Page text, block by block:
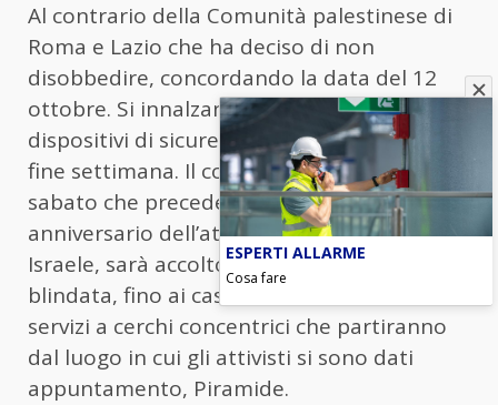
Al contrario della Comunità palestinese di
Roma e Lazio che ha deciso di non
disobbedire, concordando la data del 12
ottobre. Si innalzano quindi tutti i
dispositivi di sicurezza nella Capitale per il
fine settimana. Il corteo della discordia nel
sabato che precede la data del 7 ottobre,
anniversario dell’attacco di Hamas in
Israele, sarà accolto da una capitale
blindata, fino ai caselli autostradali. Con
servizi a cerchi concentrici che partiranno
dal luogo in cui gli attivisti si sono dati
appuntamento, Piramide.
ESPERTI ALLARME
Cosa fare